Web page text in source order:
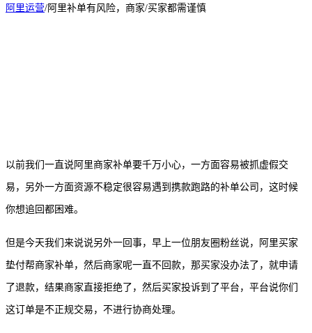
阿里运营/阿里补单有风险，商家/买家都需谨慎
以前我们一直说阿里商家补单要千万小心，一方面容易被抓虚假交
易，另外一方面资源不稳定很容易遇到携款跑路的补单公司，这时候
你想追回都困难。
但是今天我们来说说另外一回事，早上一位朋友圈粉丝说，阿里买家
垫付帮商家补单，然后商家呢一直不回款，那买家没办法了，就申请
了退款，结果商家直接拒绝了，然后买家投诉到了平台，平台说你们
这订单是不正规交易，不进行协商处理。